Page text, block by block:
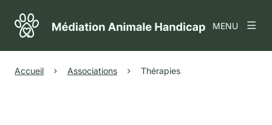
MENU
Accueil Associations Thérapies